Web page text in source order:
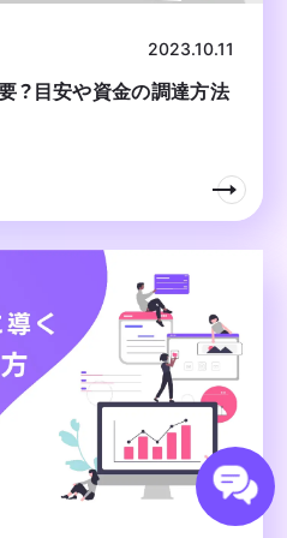
2023.10.11
？目安や資金の調達方法